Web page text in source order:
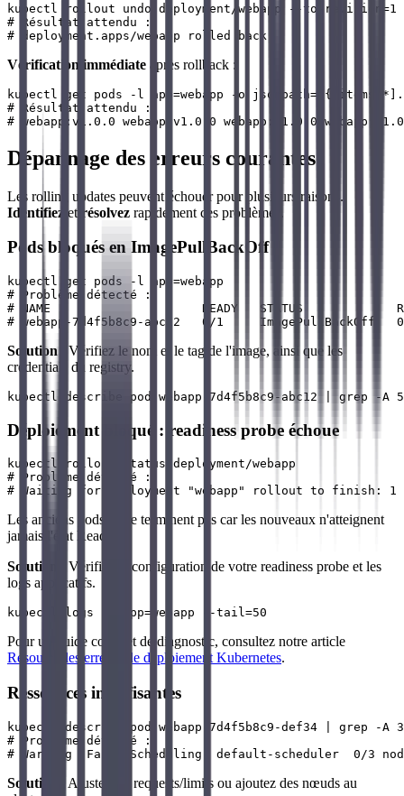
kubectl rollout undo deployment/webapp --to-revision=1
# Résultat attendu :
Vérification immédiate après rollback :
kubectl get pods -l app=webapp -o
# Résultat attendu :
Dépannage des erreurs courantes
Les rolling updates peuvent échouer pour plusieurs raisons.
Identifiez et résolvez rapidement ces problèmes.
Pods bloqués en ImagePullBackOff
kubectl get pods -l app=webapp
# Problème détecté :
# NAME                     READY   STATUS
Solution: Vérifiez le nom et le tag de l'image, ainsi que les
credentials du registry.
Déploiement bloqué : readiness probe échoue
kubectl rollout status deployment/webapp
# Problème détecté :
Les anciens pods ne se terminent pas car les nouveaux n'atteignent
jamais l'état Ready.
Solution
: Vérifiez la configuration de votre readiness probe et les
logs applicatifs.
Pour un guide complet de diagnostic, consultez notre article
Résoudre les erreurs de déploiement Kubernetes.
Ressources insuffisantes
kubectl describe pod webapp-7d4f5b8c9-def34 | grep -A
# Problème détecté :
Solution
: Ajustez les requests/limits ou ajoutez des nœuds au